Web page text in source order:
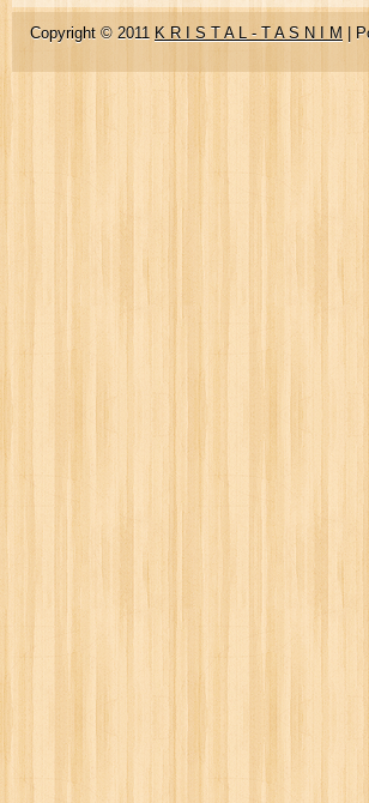
Copyright © 2011 K R I S T A L - T A S N I M |